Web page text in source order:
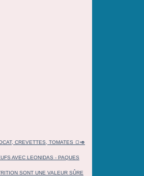
CREVETTES, TOMATES 🍞🥑
AVEC LEONIDAS - PAQUES
SONT UNE VALEUR SÛRE